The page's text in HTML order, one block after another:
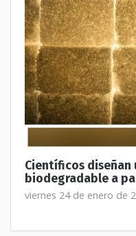
Científicos diseñan
biodegradable a
viernes 24 de enero de